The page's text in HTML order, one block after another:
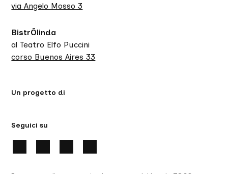
via Angelo Mosso 3
BistrŌlinda
al Teatro Elfo Puccini
corso Buenos Aires 33
Un progetto di
Seguici su